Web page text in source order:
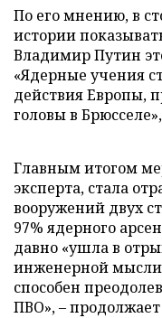
По его мнению, в
истории
Владимир Путин
«Ядерные учения
действия Европы,
головы в
Главным итогом
эксперта, стала
вооружений двух
97% ядерного
давно «ушла в
инженерной
способен
ПВО», –